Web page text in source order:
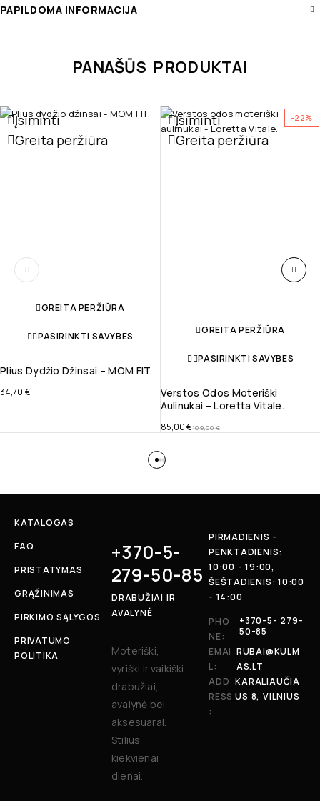
PAPILDOMA INFORMACIJA
PANAŠŪS PRODUKTAI
Įsiminti
Greita peržiūra
GREITA PERŽIŪRA
PASIRINKTI SAVYBES
Plius Dydžio Džinsai – MOM FIT.
34,70 €
-22%
Įsiminti
Greita peržiūra
GREITA PERŽIŪRA
PASIRINKTI SAVYBES
Verstos Odos Moteriški
Aulinukai – Loretta Vitale.
109,00€
85,00€
KATALOGAS
FAQ
PRISTATYMAS
GRĄŽINIMAS
PIRKIMO SĄLYGOS
PRIVATUMO
POLITIKA
+370-5-
279-50-85
DRABUŽIAI IR
AVALYNĖ
Moteriški,
vyriški ir vaikiški
drabužiai,
avalynė bei
aksesuarai.
Stilius
kiekvienai
dienai.
PIRMADIENIS -
PENKTADIENIS:
10:00 - 19:00,
ŠEŠTADIENIS: 10:00
- 14:00
PHO
NE:
+370-5- 279-
50-85
EMAI
L:
RUBAI@KULM
AS.LT
ADD
RESS
:
KARALIAUČIA
US 8, VILNIUS